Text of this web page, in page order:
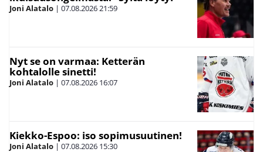
Joni Alatalo | 07.08.202621:59
Nyt se on varmaa: Ketterän
kohtalolle sinetti!
Joni Alatalo | 07.08.2026 16:07
Kiekko-Espoo: iso sopimusuutinen!
Joni Alatalo | 07.08.2026 15:30